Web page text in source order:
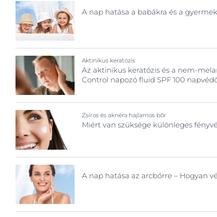
Érzékeny bőr
Fejbőr- és hajproblémák
Érzékeny bőr
Izzadás
Testfelület
Arc
Fejbőr és haj
Test
A nap hatása a babákra és a
Aktinikus keratózis
Az aktinikus keratózis és a nem-
Control napozó fluid SPF 100
Zsíros és aknéra hajlamos bőr
Miért van szüksége különleges
A nap hatása az arcbőrre – Hogyan